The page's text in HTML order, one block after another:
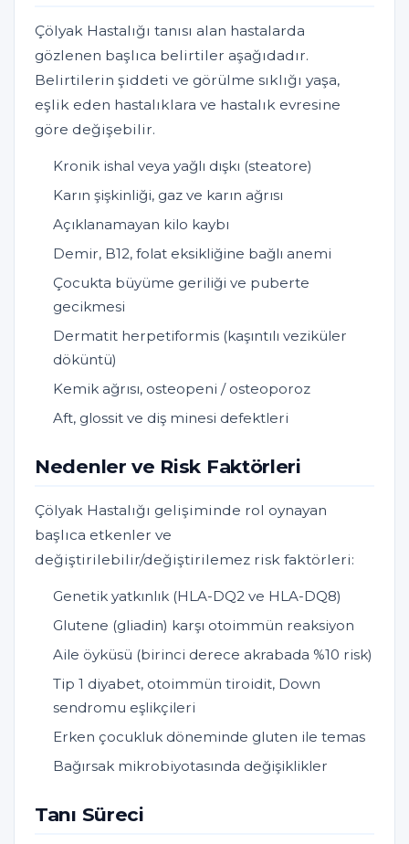
Çölyak Hastalığı tanısı alan hastalarda
gözlenen başlıca belirtiler aşağıdadır.
Belirtilerin şiddeti ve görülme sıklığı yaşa,
eşlik eden hastalıklara ve hastalık evresine
göre değişebilir.
Kronik ishal veya yağlı dışkı (steatore)
Karın şişkinliği, gaz ve karın ağrısı
Açıklanamayan kilo kaybı
Demir, B12, folat eksikliğine bağlı anemi
Çocukta büyüme geriliği ve puberte
gecikmesi
Dermatit herpetiformis (kaşıntılı veziküler
döküntü)
Kemik ağrısı, osteopeni / osteoporoz
Aft, glossit ve diş minesi defektleri
Nedenler ve Risk Faktörleri
Çölyak Hastalığı gelişiminde rol oynayan
başlıca etkenler ve
değiştirilebilir/değiştirilemez risk faktörleri:
Genetik yatkınlık (HLA-DQ2 ve HLA-DQ8)
Glutene (gliadin) karşı otoimmün reaksiyon
Aile öyküsü (birinci derece akrabada %10 risk)
Tip 1 diyabet, otoimmün tiroidit, Down
sendromu eşlikçileri
Erken çocukluk döneminde gluten ile temas
Bağırsak mikrobiyotasında değişiklikler
Tanı Süreci